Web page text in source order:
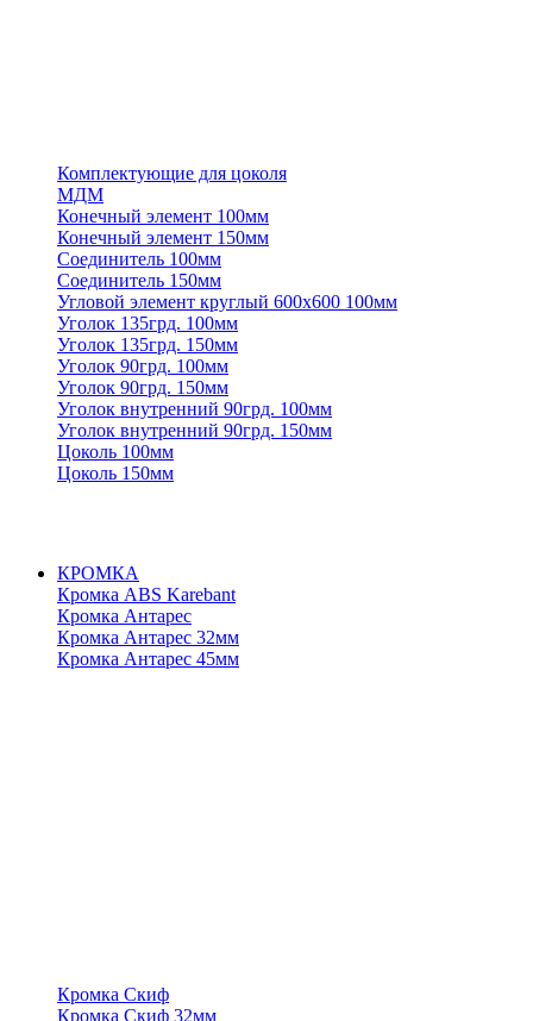
Комплектующие для цоколя
МДМ
Конечный элемент 100мм
Конечный элемент 150мм
Соединитель 100мм
Соединитель 150мм
Угловой элемент круглый 600х600 100мм
Уголок 135грд. 100мм
Уголок 135грд. 150мм
Уголок 90грд. 100мм
Уголок 90грд. 150мм
Уголок внутренний 90грд. 100мм
Уголок внутренний 90грд. 150мм
Цоколь 100мм
Цоколь 150мм
КРОМКА
Кромка ABS Karebant
Кромка Антарес
Кромка Антарес 32мм
Кромка Антарес 45мм
Кромка Скиф
Кромка Скиф 32мм